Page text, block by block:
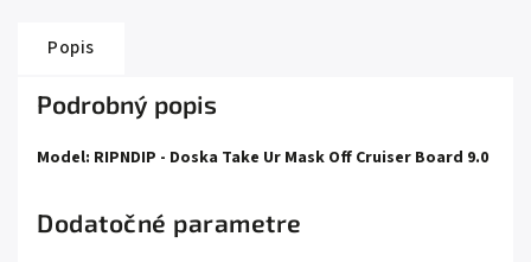
Popis
Podrobný popis
Model: RIPNDIP - Doska Take Ur Mask Off Cruiser Board 9.0
Dodatočné parametre